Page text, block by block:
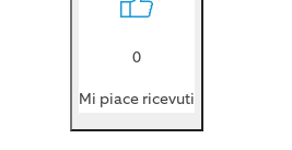
0
Mi piace ricevuti